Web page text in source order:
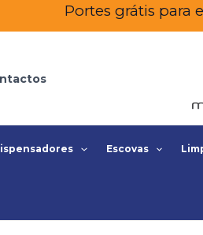
Portes grátis para
Escovas